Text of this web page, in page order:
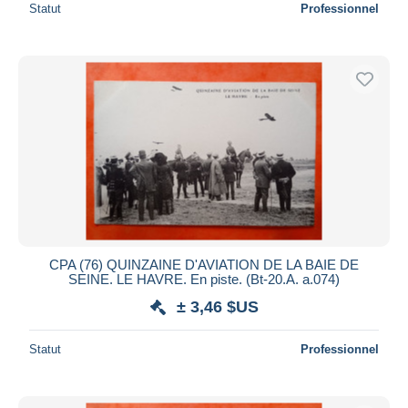
Statut Professionnel
CPA (76) QUINZAINE D'AVIATION DE LA BAIE DE
SEINE. LE HAVRE. En piste. (Bt-20.A. a.074)
± 3,46 $US
Statut Professionnel